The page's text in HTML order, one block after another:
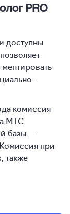
PRO
доступны
комиссия
МТС
базы —
при
также